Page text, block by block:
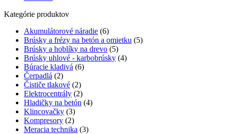
Kategórie produktov
Akumulátorové náradie (6)
Brúsky a frézy na betón a omietku (5)
Brúsky a hoblíky na drevo (5)
Brúsky uhlové - karbobrúsky (4)
Búracie kladivá (6)
Čerpadlá (2)
Čističe tlakové (2)
Elektrocentrály (2)
Hladičky na betón (4)
Klincovačky (3)
Kompresory (2)
Meracia technika (3)